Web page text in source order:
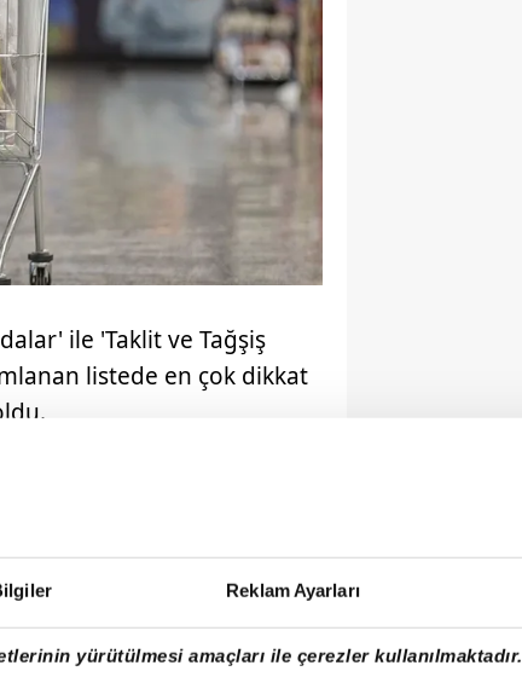
Reklam Ayarları
yürütülmesi amaçları ile çerezler kullanılmaktadır.
ile 'Taklit ve Tağşiş
listede en çok dikkat
ibaresiyle sattığı
ise dil bulundu.